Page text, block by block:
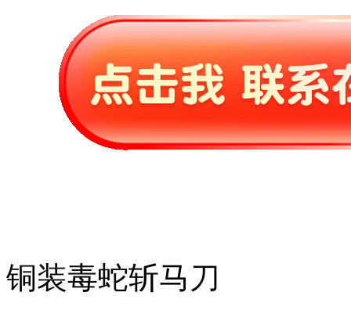
铜装毒蛇斩马刀